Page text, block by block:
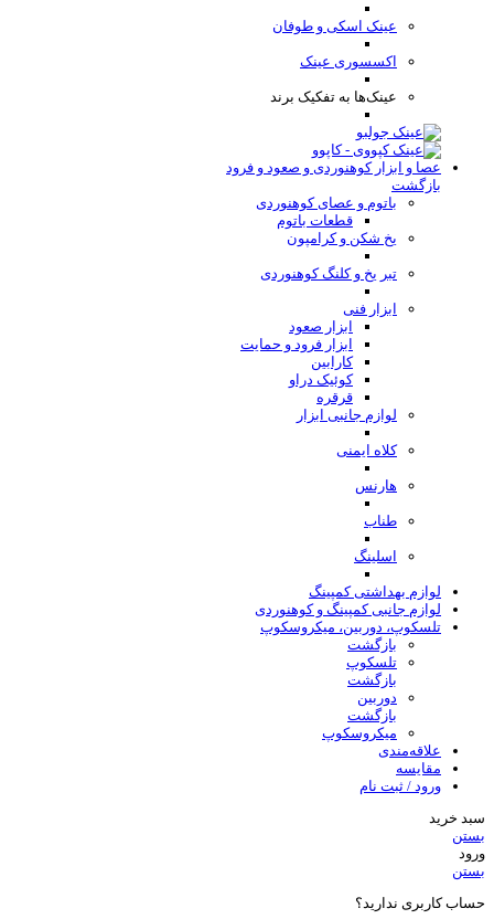
عینک اسکی و طوفان
اکسسوری عینک
عینک‌ها به تفکیک برند
عصا و ابزار کوهنوردی و صعود و فرود
بازگشت
باتوم و عصای کوهنوردی
قطعات باتوم
یخ شکن و کرامپون
تبر یخ و کلنگ کوهنوردی
ابزار فنی
ابزار صعود
ابزار فرود و حمایت
کارابین
کوئیک دراو
قرقره
لوازم جانبی ابزار
کلاه ایمنی
هارنس
طناب
اسلینگ
لوازم بهداشتی کمپینگ
لوازم جانبی کمپینگ و کوهنوردی
تلسکوپ، دوربین، میکروسکوپ
بازگشت
تلسکوپ
بازگشت
دوربین
بازگشت
میکروسکوپ
علاقه‌مندی
مقایسه
ورود / ثبت نام
سبد خرید
بستن
ورود
بستن
حساب کاربری ندارید؟